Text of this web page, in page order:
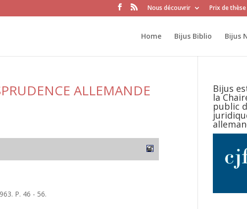
Nous découvrir Prix de thèse
Home Bijus Biblio Bijus
ALLEMANDE
P. 46 - 56.
Bijus
la
public